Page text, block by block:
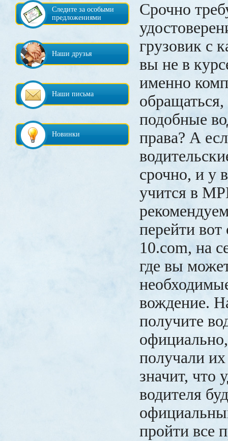
Следите за особыми
предложениями
Наши друзья
Наши письма
Новинки
Срочно
грузовик с
вы не в
именно
подобные
права? А
срочно, и у
учится в
перейти
10.com, на
где вы
вождение.
получите
получали
значит, что
водителя
пройти все